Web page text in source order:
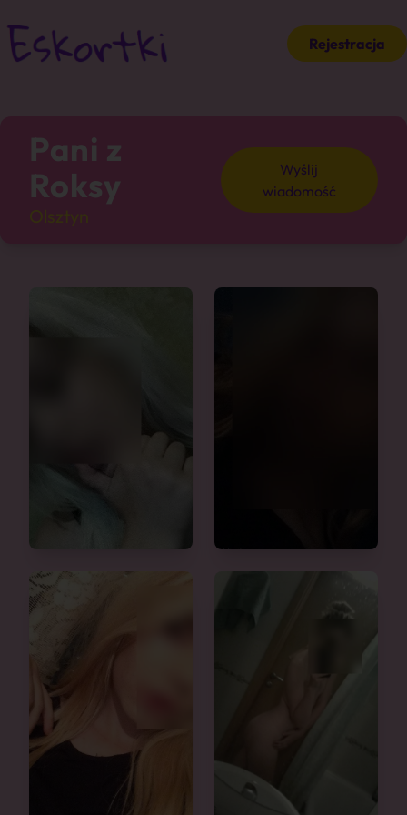
Rejestracja
Pani z
Roksy
Wyślij
wiadomość